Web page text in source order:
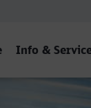
Info &
-